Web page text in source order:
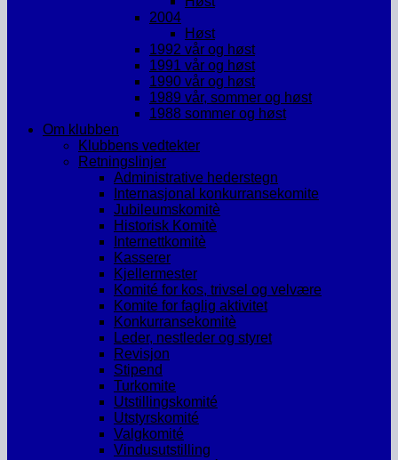
2004
Høst
1992 vår og høst
1991 vår og høst
1990 vår og høst
1989 vår, sommer og høst
1988 sommer og høst
Om klubben
Klubbens vedtekter
Retningslinjer
Administrative hederstegn
Internasjonal konkurransekomite
Jubileumskomitè
Historisk Komitè
Internettkomitè
Kasserer
Kjellermester
Komité for kos, trivsel og velvære
Komite for faglig aktivitet
Konkurransekomitè
Leder, nestleder og styret
Revisjon
Stipend
Turkomite
Utstillingskomité
Utstyrskomité
Valgkomité
Vindusutstilling